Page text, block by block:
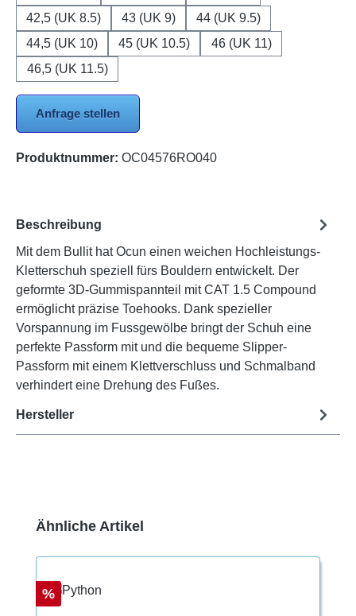
42,5 (UK 8.5)
43 (UK 9)
44 (UK 9.5)
44,5 (UK 10)
45 (UK 10.5)
46 (UK 11)
46,5 (UK 11.5)
Anfrage stellen
Produktnummer: OC04576RO040
Beschreibung
Mit dem Bullit hat Ocun einen weichen Hochleistungs-
Kletterschuh speziell fürs Bouldern entwickelt. Der
geformte 3D-Gummispannteil mit CAT 1.5 Compound
ermöglicht präzise Toehooks. Dank spezieller
Vorspannung im Fussgewölbe bringt der Schuh eine
perfekte Passform mit und die bequeme Slipper-
Passform mit einem Klettverschluss und Schmalband
verhindert eine Drehung des Fußes.
Hersteller
Produktgalerie überspringen
Ähnliche Artikel
Rabatt
%